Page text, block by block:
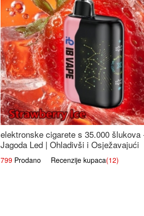
elektronske cigarete s 35.000 šlukova
Jagoda Led | Ohladivši i Osježavajući
Okus
799Prodano Recenzije kupaca(12)